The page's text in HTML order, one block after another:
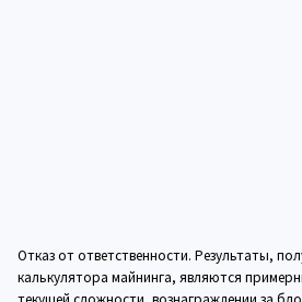
Отказ от ответственности. Результаты,
калькулятора майнинга, являются